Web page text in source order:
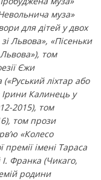
муза»
для дітей у двох
Львова», «Пісеньки
том
Єжи
ліхтар або
Ірини Калинець у
2015), том
том прози
«Колесо
імені Тараса
Франка (Чикаго,
родини